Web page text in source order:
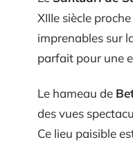
XIIIe siècle
imprenables sur
parfait pour une
Le hameau de
des vues
Ce lieu paisible